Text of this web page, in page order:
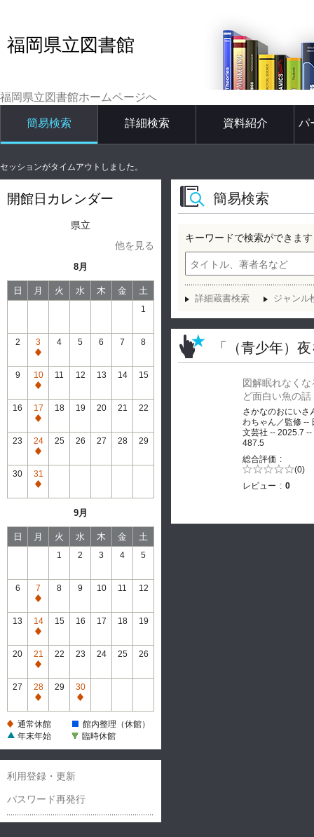
福岡県立図書館
福岡県立図書館ホームページへ
簡易検索 詳細検索 資料紹介 パ
セッションがタイムアウトしました。
開館日カレンダー
県立
他を見る
8月
日 月 火 水 木 金 土
1
2
3
通
常
休
館
4 5 6 7 8
9
10
通
常
休
館
11 12 13 14 15
16
17
通
常
休
館
18 19 20 21 22
23
24
通
常
休
館
25 26 27 28 29
30
31
通
館
9月
日 月 火 水 木 金 土
1 2 3 4 5
6
7
通
常
休
館
8 9 10 11 12
13
14
通
常
休
館
15 16 17 18 19
20
21
通
常
休
館
22 23 24 25 26
27
28
通
休
29
30
通
休
通常休館
館内整理（休館）
年末年始
臨時休館
利用登録・更新
パスワード再発行
簡易検索
キーワードで検索ができます
詳細蔵書検索 ジャンル
「（青少年）
図解眠れなくな
ど面白い魚の話
さかなのおにいさ
わちゃん／監修 --
文芸社 -- 2025.7 --
487.5
総合評価
5段階評価の (0)
レビュー
0